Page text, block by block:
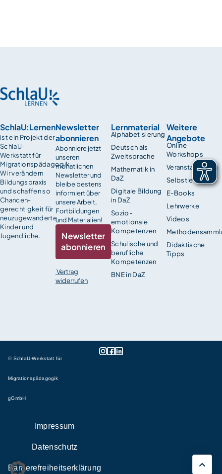
SchlaU:Lernen
ist ein Projekt der
SchlaU-
Werkstatt für
Migrationspädagogik.
Wir verändern
Bildungspraxis
und schaffen so
Chancen­
gerechtigkeit für
neuzugewanderte
Kinder und
Jugendliche.
Lernmaterial
Alphabetisierung
Deutsch als
Zweitsprache
Mathematik in
DaZ
Digitale Bildung
in DaZ
Sozio-
emotionale
Kompetenzen
Schulische und
berufliche
Kompetenzen
BNE in DaZ
Weitere
Angebote
Online-
Workshops
Veranstaltungen
Selbstlernkurse
E-Books
Lehrwerke
Videos
Didaktische
Tipps
Newsletter
abonnieren
Abonniere jetzt
unseren
monatlichen
Newsletter und
bleibe bestens
informiert über
unsere Arbeit,
Fortbildungen
und Materialien!
Newsletter
abonnieren
Vertrag
widerrufen
© SchlaU-Werkstatt für
Migrationspädagogik
gGmbH
Impressum
Datenschutz
Barrierefreiheitserklärung